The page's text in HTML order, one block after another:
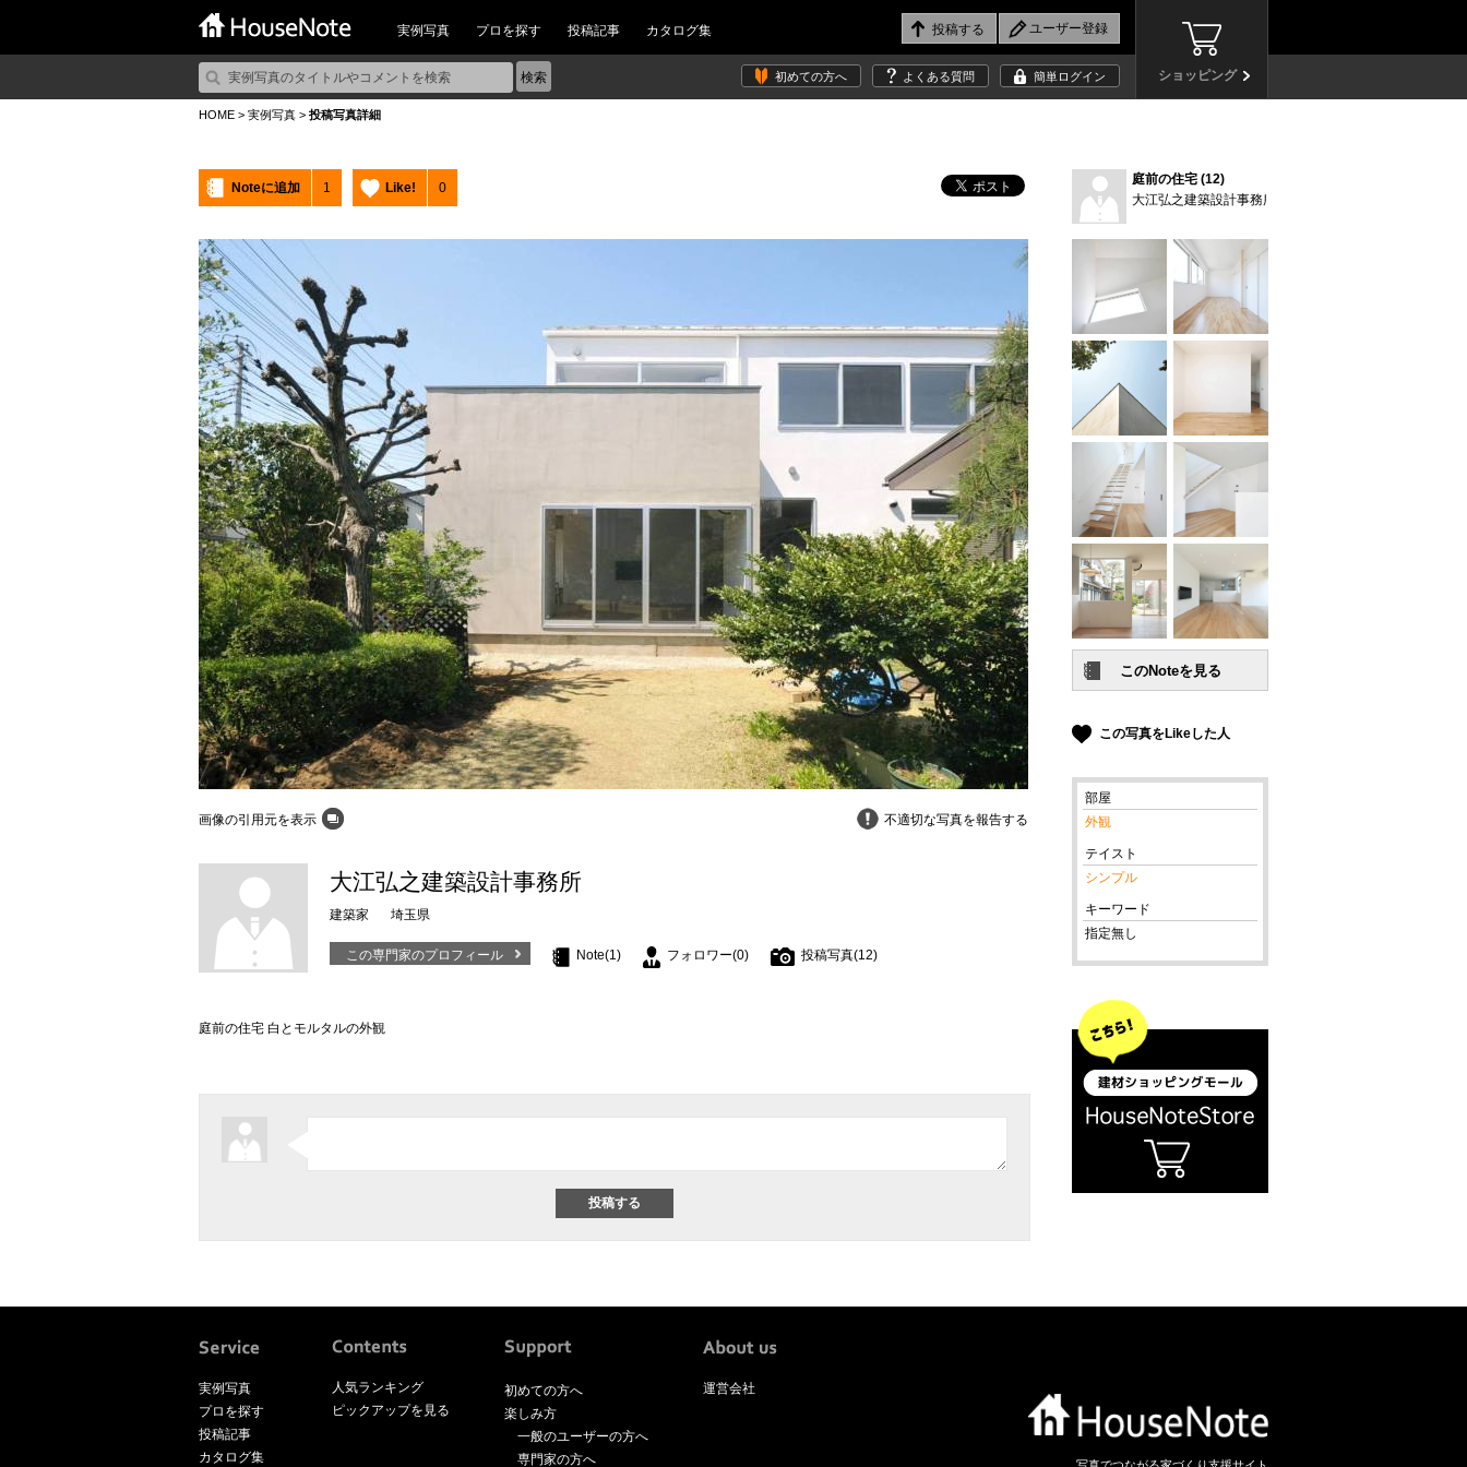
実例写真 プロを探す 投稿記事 カタログ集
ショッピング
初めての方へ よくある質問 簡単ログイン
HOME > 実例写真 > 投稿写真詳細
Noteに追加 1 Like! 0
画像の引用元を表示 不適切な写真を報告する
大江弘之建築設計事務所
建築家 埼玉県
この専門家のプロフィール Note(1) フォロワー(0) 投稿写真(12)
庭前の住宅 白とモルタルの外観
庭前の住宅 (12)
大江弘之建築設計事務所
この写真をLikeした人
部屋
外観
テイスト
シンプル
キーワード
指定無し
実例写真
プロを探す
投稿記事
カタログ集
人気ランキング
ピックアップを見る
初めての方へ
楽しみ方
一般のユーザーの方へ
専門家の方へ
運営会社
写真でつながる家づくり支援サイト